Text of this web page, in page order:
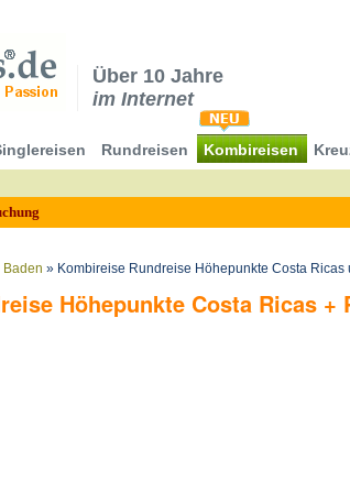
Über 10 Jahre
im Internet
Rundreisen Kombireisen
Baden » Kombireise Rundreise Höhepunkte Costa
Höhepunkte Costa Ricas +